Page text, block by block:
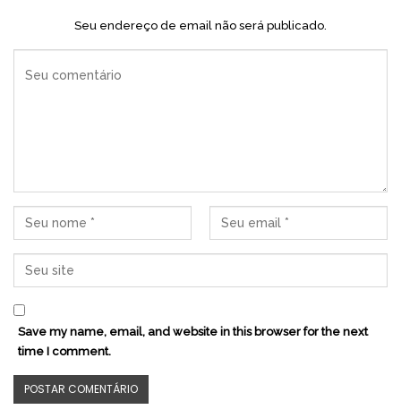
Seu endereço de email não será publicado.
Save my name, email, and website in this browser for the next
time I comment.